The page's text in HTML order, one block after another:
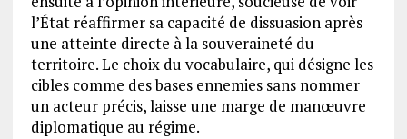
l’État réaffirmer sa capacité de dissuasion après
une atteinte directe à la souveraineté du
territoire. Le choix du vocabulaire, qui désigne les
cibles comme des bases ennemies sans nommer
un acteur précis, laisse une marge de manœuvre
diplomatique au régime.